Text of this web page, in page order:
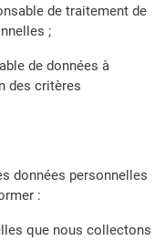
de traitement de
;
de données à
des critères
données personnelles
:
que nous collectons